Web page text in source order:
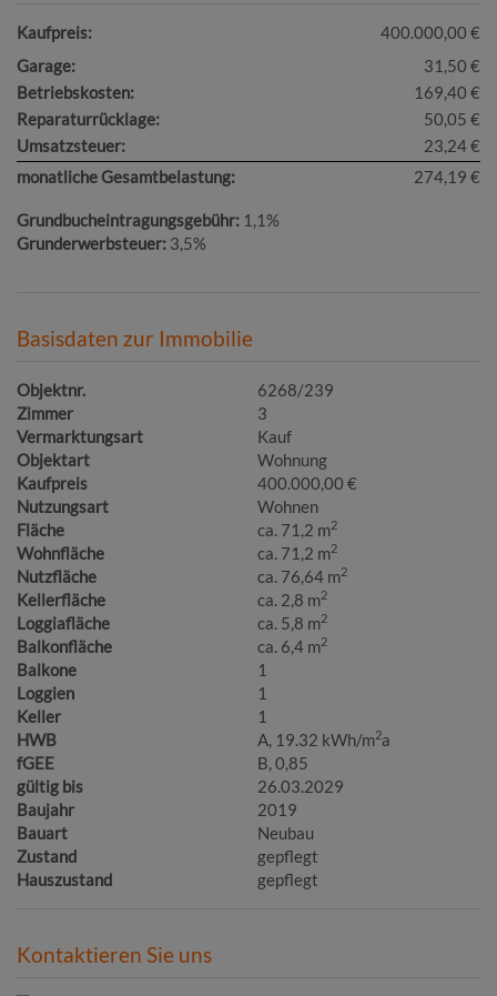
Kaufpreis:
400.000,00 €
Garage:
31,50 €
Betriebskosten:
169,40 €
Reparaturrücklage:
50,05 €
Umsatzsteuer:
23,24 €
monatliche Gesamtbelastung:
274,19 €
Grundbucheintragungsgebühr: 1,1%
Grunderwerbsteuer: 3,5%
Basisdaten zur Immobilie
Objektnr.
6268/239
Zimmer
3
Vermarktungsart
Kauf
Objektart
Wohnung
Kaufpreis
400.000,00 €
Nutzungsart
Wohnen
Fläche
ca. 71,2 m2
Wohnfläche ca. 71,2 m2
Nutzfläche ca. 76,64 m2
Kellerfläche ca. 2,8 m2
Loggiafläche ca. 5,8 m2
Balkonfläche ca. 6,4 m2
Balkone
1
Loggien
1
Keller
1
HWB
A, 19.32 kWh/m2a
fGEE
B, 0,85
gültig bis
26.03.2029
Baujahr
2019
Bauart
Neubau
Zustand
gepflegt
Hauszustand
gepflegt
Kontaktieren Sie uns